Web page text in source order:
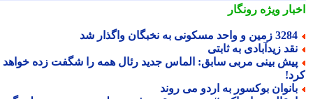
ویژهرونگار
و واحد مسکونی به نخبگان واگذار شد
زیدآبادی به ثابتی
بینی مربی سابق: الماس جدید رئال همه را شگفت زده خواهد
بوکسور به اردو می روند